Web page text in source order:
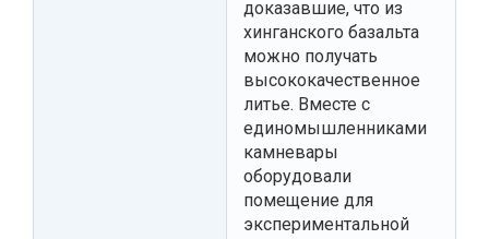
доказавшие, что из
хинганского базальта
можно получать
высококачественное
литье. Вместе с
единомышленниками
камневары
оборудовали
помещение для
экспериментальной